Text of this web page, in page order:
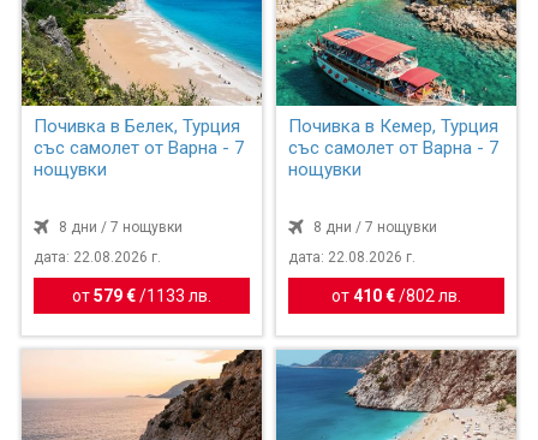
Почивка в Белек, Турция
със самолет от Варна - 7
нощувки
8 дни / 7 нощувки
дата: 22.08.2026 г.
от579 € / 1133 лв.
Почивка в Кемер, Турция
със самолет от Варна - 7
нощувки
8 дни / 7 нощувки
дата: 22.08.2026 г.
от410 €/802 лв.